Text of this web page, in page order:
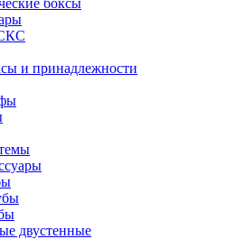
боксы
и принадлежности
двустенные